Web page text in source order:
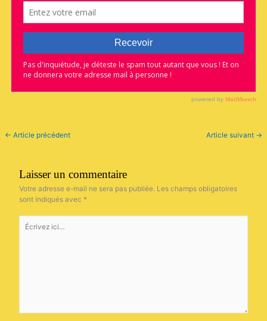
← Article précédent Article suivant →
Laisser un commentaire
Votre adresse e-mail ne sera pas publiée. Les champs obligatoires
sont indiqués avec *
Écrivez
ici…